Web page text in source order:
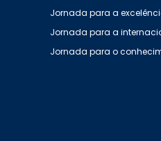
Jornada para a
Jornada para a
Jornada para o